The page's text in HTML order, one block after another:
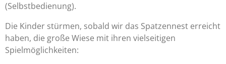
(Selbstbedienung).
Die Kinder stürmen, sobald wir das Spatzennest erreicht
haben, die große Wiese mit ihren vielseitigen
Spielmöglichkeiten: